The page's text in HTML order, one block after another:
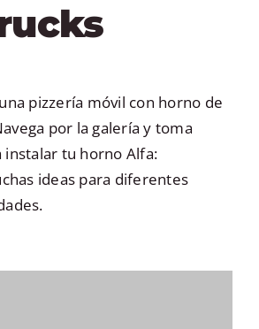
pizzería móvil con horno de
por la galería y toma
instalar tu horno Alfa:
ideas para diferentes